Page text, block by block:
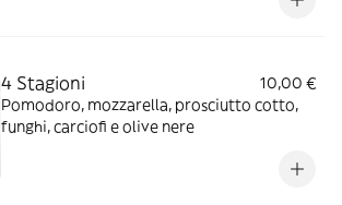
4 Stagioni
10,00 €
Pomodoro, mozzarella, prosciutto cotto,
funghi, carciofi e olive nere